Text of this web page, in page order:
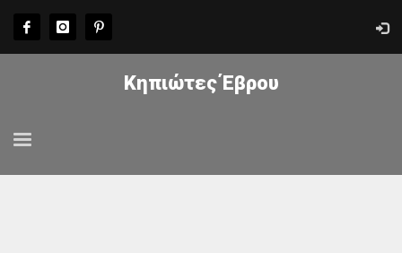
Κηπιώτες Έβρου